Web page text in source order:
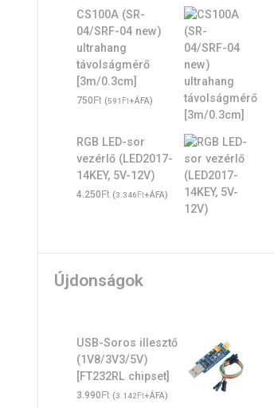
CS100A (SR-
04/SRF-04 new)
ultrahang
távolságmérő
[3m/0.3cm]
750Ft (591 Ft+ÁFA)
RGB LED-sor
vezérlő (LED2017-
14KEY, 5V-12V)
4.250Ft (3.346Ft+ÁFA)
Újdonságok
USB-Soros illesztő
(1V8/3V3/5V)
[FT232RL chipset]
3.990Ft (3.142Ft+ÁFA)